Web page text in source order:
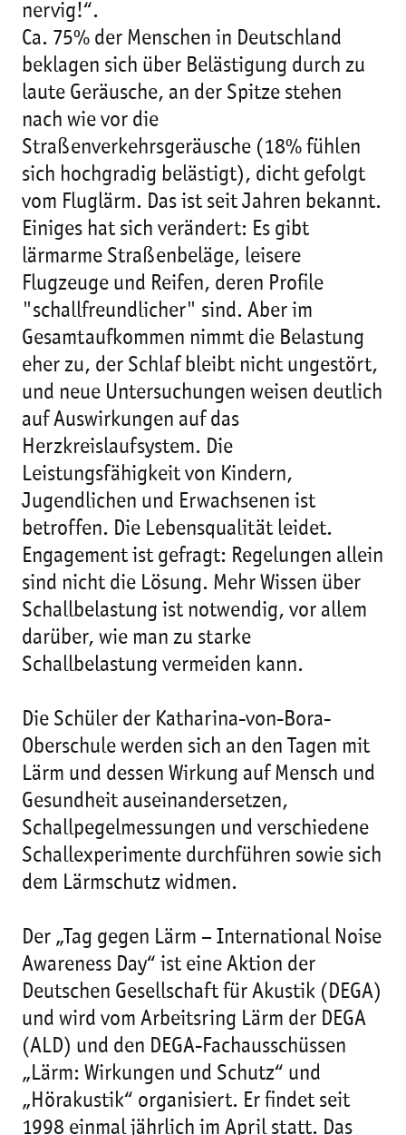
nervig!“.
Ca. 75% der Menschen in Deutschland
beklagen sich über Belästigung durch zu
laute Geräusche, an der Spitze stehen
nach wie vor die
Straßenverkehrsgeräusche (18% fühlen
sich hochgradig belästigt), dicht gefolgt
vom Fluglärm. Das ist seit Jahren bekannt.
Einiges hat sich verändert: Es gibt
lärmarme Straßenbeläge, leisere
Flugzeuge und Reifen, deren Profile
"schallfreundlicher" sind. Aber im
Gesamtaufkommen nimmt die Belastung
eher zu, der Schlaf bleibt nicht ungestört,
und neue Untersuchungen weisen deutlich
auf Auswirkungen auf das
Herzkreislaufsystem. Die
Leistungsfähigkeit von Kindern,
Jugendlichen und Erwachsenen ist
betroffen. Die Lebensqualität leidet.
Engagement ist gefragt: Regelungen allein
sind nicht die Lösung. Mehr Wissen über
Schallbelastung ist notwendig, vor allem
darüber, wie man zu starke
Schallbelastung vermeiden kann.
Die Schüler der Katharina-von-Bora-
Oberschule werden sich an den Tagen mit
Lärm und dessen Wirkung auf Mensch und
Gesundheit auseinandersetzen,
Schallpegelmessungen und verschiedene
Schallexperimente durchführen sowie sich
dem Lärmschutz widmen.
Der „Tag gegen Lärm – International Noise
Awareness Day“ ist eine Aktion der
Deutschen Gesellschaft für Akustik (DEGA)
und wird vom Arbeitsring Lärm der DEGA
(ALD) und den DEGA-Fachausschüssen
„Lärm: Wirkungen und Schutz“ und
„Hörakustik“ organisiert. Er findet seit
1998 einmal jährlich im April statt. Das